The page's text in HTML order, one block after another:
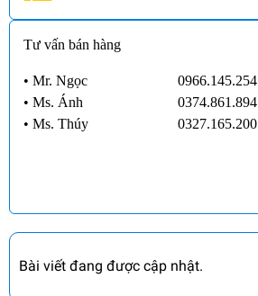
Tư vấn bán hàng
• Mr. Ngọc
0966.145.254
• Ms. Ánh
0374.861.894
• Ms. Thúy 0327.165.200
Bài viết đang được cập nhật.